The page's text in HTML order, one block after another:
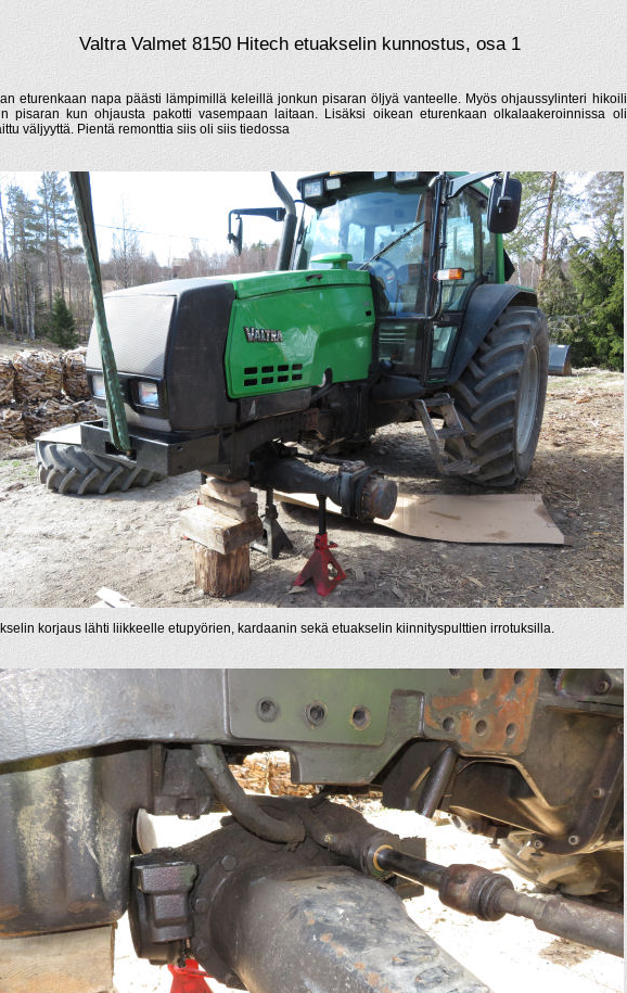
Valtra Valmet 8150 Hitech etuakselin kunnostus, osa 1
eturenkaan napa päästi lämpimillä keleillä jonkun pisaran öljyä vanteelle. Myös ohjaussylinteri hikoili
pisaran kun ohjausta pakotti vasempaan laitaan. Lisäksi oikean eturenkaan olkalaakeroinnissa oli
väljyyttä. Pientä remonttia siis oli siis tiedossa
korjaus lähti liikkeelle etupyörien, kardaanin sekä etuakselin kiinnityspulttien irrotuksilla.